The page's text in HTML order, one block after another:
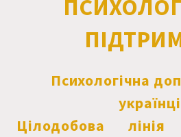
Психологічна
Цілодобова лінія